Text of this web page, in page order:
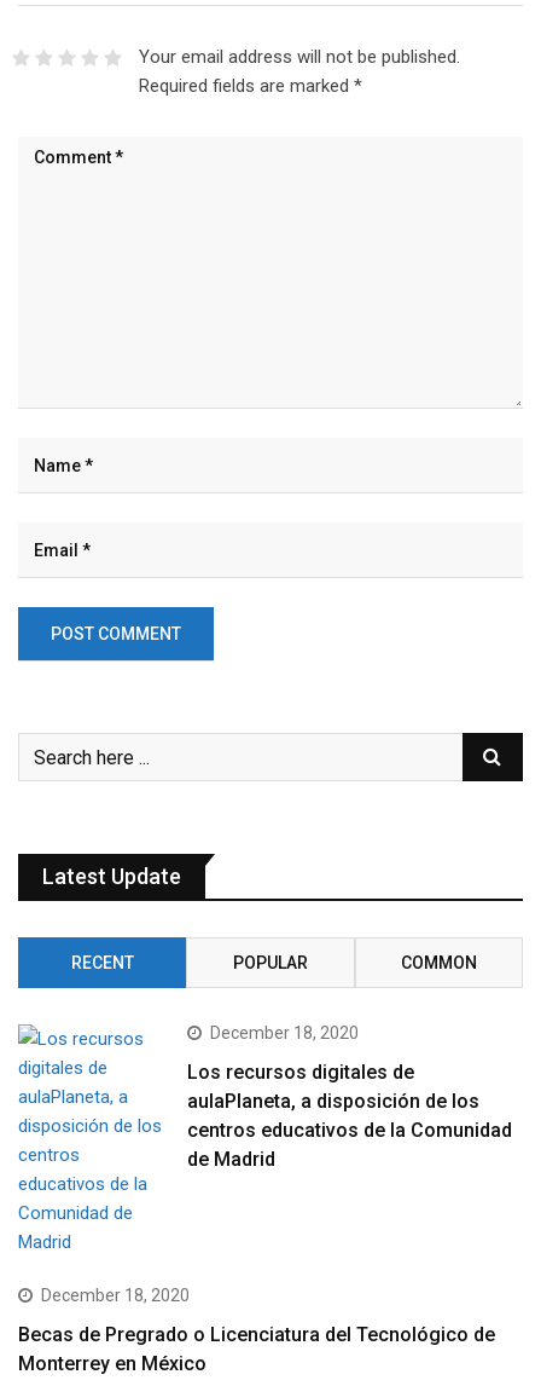
Your email address will not be published.
Required fields are marked *
Latest Update
RECENT POPULAR COMMON
December 18, 2020
Los recursos digitales de
aulaPlaneta, a disposición de los
centros educativos de la Comunidad
de Madrid
December 18, 2020
Becas de Pregrado o Licenciatura del Tecnológico de
Monterrey en México